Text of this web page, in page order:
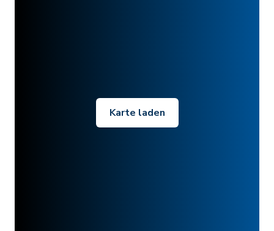
Karte laden